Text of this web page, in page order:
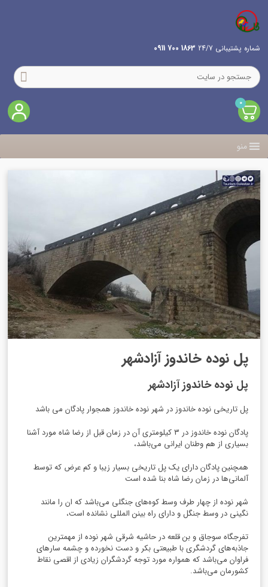
شماره پشتیبانی 24/7 1863 700 0911
0
منو
پل نوده خاندوز آزادشهر
پل نوده خاندوز آزادشهر
پل تاریخی نوده خاندوز در شهر نوده خاندوز همجوار پادگان می باشد
پادگان نوده خاندوز در ۳ کیلومتری آن در زمان قبل از رضا شاه مورد آشنا
بسیاری از هم وطنان ایرانی می‌باشد،
همچنین پادگان دارای یک پل تاریخی بسیار زیبا و کم عرض که توسط
آلمانی‌ها در زمان رضا شاه بنا شده است
شهر نوده از چهار طرف وسط کوه‌های جنگلی می‌باشد که ان را مانند
نگینی در وسط جنگل و دارای راه بینن المللی نشانده است،
تفرجگاه سوجاق و بن قلعه در حاشیه شرقی شهر نوده از مهمترین
جاذبه‌های گردشگری با طبیعتی بکر و دست نخورده و چشمه سارهای
فراوان می‌باشد که همواره مورد توجه گردشگران زیادی از اقصی نقاط
کشورمان می‌باشد.